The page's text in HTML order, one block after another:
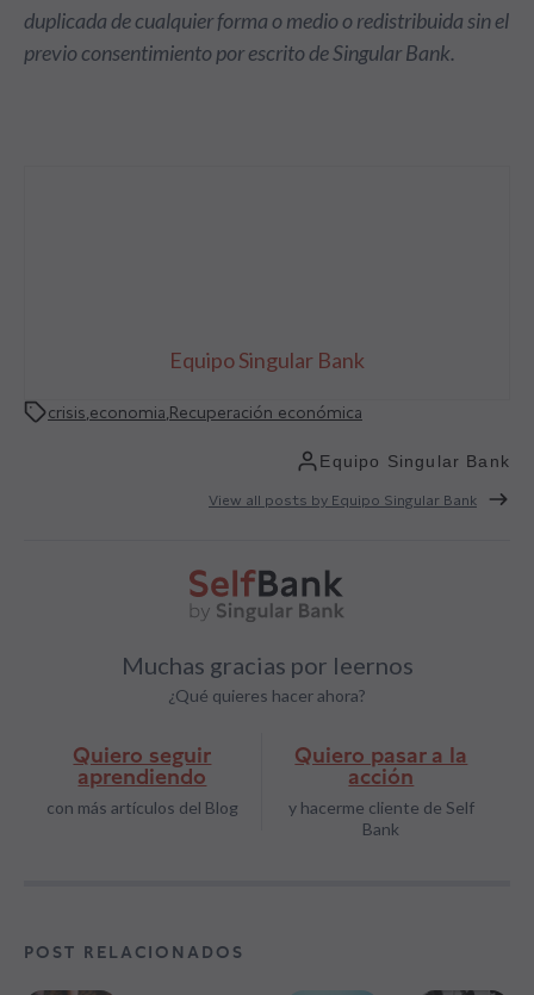
duplicada de cualquier forma o medio o redistribuida sin el
previo consentimiento por escrito de Singular Bank.
Equipo Singular Bank
crisis economia Recuperación económica
Equipo Singular Bank
View all posts by Equipo Singular Bank
Muchas gracias por leernos
¿Qué quieres hacer ahora?
Quiero seguir
aprendiendo
con más artículos del Blog
Quiero pasar a la
acción
y hacerme cliente de Self
Bank
POST RELACIONADOS